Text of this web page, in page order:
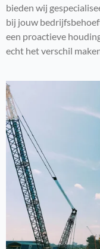
bieden wij
bij jouw
een proactieve
echt het verschil